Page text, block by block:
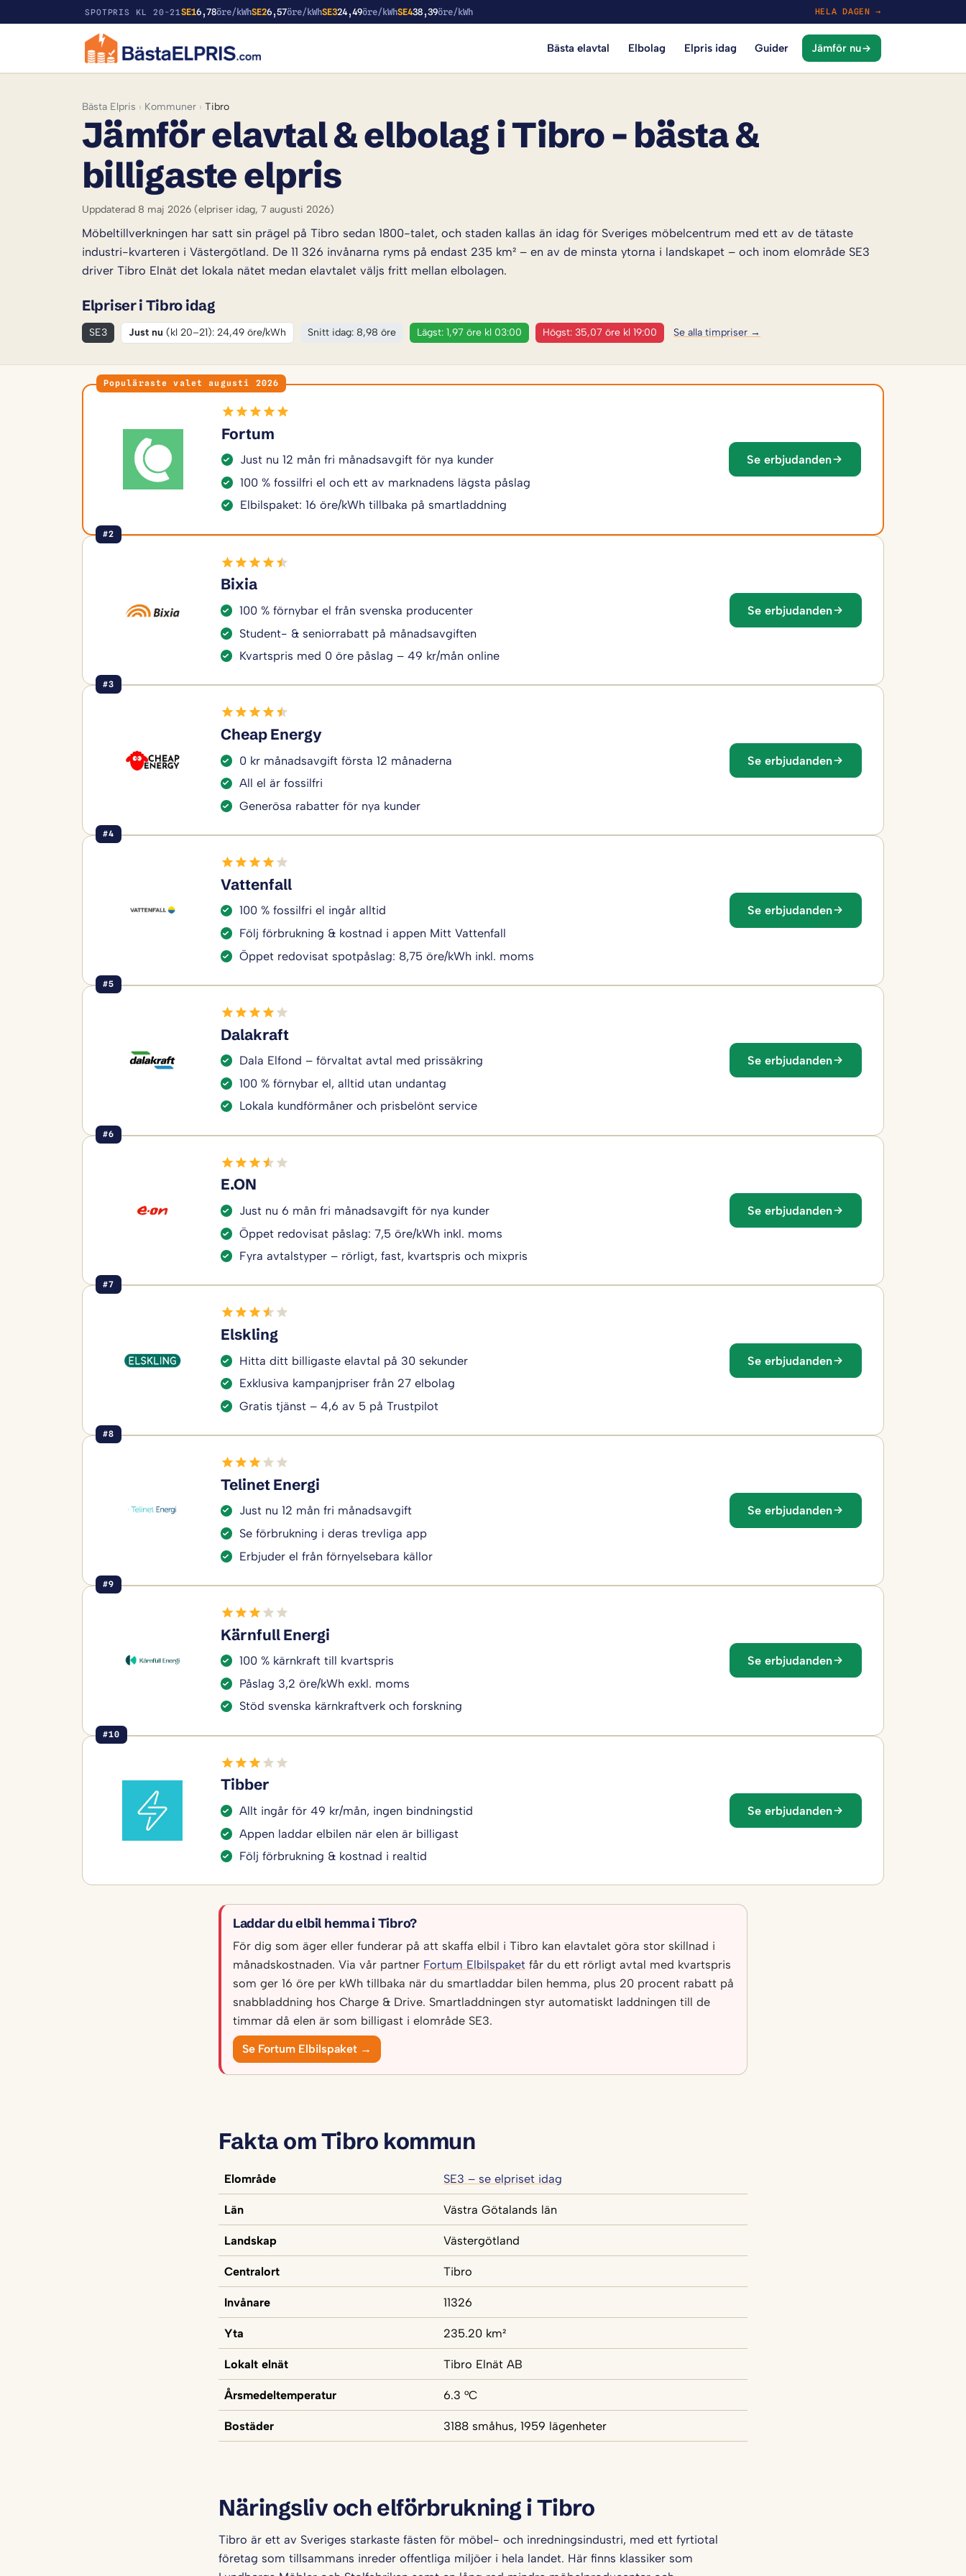
SPOTPRIS KL 20-21SE16,78öre/kWhSE26,57öre/kWhSE324,49öre/kWhSE438,39öre/kWh HELA DAGEN →
Bästa elavtal Elbolag Elpris idag Guider Jämför nu
Bästa Elpris › Kommuner › Tibro
Jämför elavtal & elbolag i Tibro – bästa &
billigaste elpris
Uppdaterad 8 maj 2026 (elpriser idag, 7 augusti 2026)
Möbeltillverkningen har satt sin prägel på Tibro sedan 1800-talet, och staden kallas än idag för Sveriges möbelcentrum med ett av de tätaste
industri-kvarteren i Västergötland. De 11 326 invånarna ryms på endast 235 km² – en av de minsta ytorna i landskapet – och inom elområde SE3
driver Tibro Elnät det lokala nätet medan elavtalet väljs fritt mellan elbolagen.
Elpriser i Tibro idag
SE3 Just nu (kl 20–21): 24,49 öre/kWh Snitt idag: 8,98 öre Lägst: 1,97 öre kl 03:00 Högst: 35,07 öre kl 19:00 Se alla timpriser →
Populäraste valet augusti 2026
Fortum
Just nu 12 mån fri månadsavgift för nya kunder
100 % fossilfri el och ett av marknadens lägsta påslag
Elbilspaket: 16 öre/kWh tillbaka på smartladdning
Se erbjudanden
#2
Bixia
100 % förnybar el från svenska producenter
Student- & seniorrabatt på månadsavgiften
Kvartspris med 0 öre påslag – 49 kr/mån online
Se erbjudanden
#3
Cheap Energy
0 kr månadsavgift första 12 månaderna
All el är fossilfri
Generösa rabatter för nya kunder
Se erbjudanden
#4
Vattenfall
100 % fossilfri el ingår alltid
Följ förbrukning & kostnad i appen Mitt Vattenfall
Öppet redovisat spotpåslag: 8,75 öre/kWh inkl. moms
Se erbjudanden
#5
Dalakraft
Dala Elfond – förvaltat avtal med prissäkring
100 % förnybar el, alltid utan undantag
Lokala kundförmåner och prisbelönt service
Se erbjudanden
#6
E.ON
Just nu 6 mån fri månadsavgift för nya kunder
Öppet redovisat påslag: 7,5 öre/kWh inkl. moms
Fyra avtalstyper – rörligt, fast, kvartspris och mixpris
Se erbjudanden
#7
Elskling
Hitta ditt billigaste elavtal på 30 sekunder
Exklusiva kampanjpriser från 27 elbolag
Gratis tjänst – 4,6 av 5 på Trustpilot
Se erbjudanden
#8
Telinet Energi
Just nu 12 mån fri månadsavgift
Se förbrukning i deras trevliga app
Erbjuder el från förnyelsebara källor
Se erbjudanden
#9
Kärnfull Energi
100 % kärnkraft till kvartspris
Påslag 3,2 öre/kWh exkl. moms
Stöd svenska kärnkraftverk och forskning
Se erbjudanden
#10
Tibber
Allt ingår för 49 kr/mån, ingen bindningstid
Appen laddar elbilen när elen är billigast
Följ förbrukning & kostnad i realtid
Se erbjudanden
Laddar du elbil hemma i Tibro?
För dig som äger eller funderar på att skaffa elbil i Tibro kan elavtalet göra stor skillnad i
månadskostnaden. Via vår partner Fortum Elbilspaket får du ett rörligt avtal med kvartspris
som ger 16 öre per kWh tillbaka när du smartladdar bilen hemma, plus 20 procent rabatt på
snabbladdning hos Charge & Drive. Smartladdningen styr automatiskt laddningen till de
timmar då elen är som billigast i elområde SE3.
Se Fortum Elbilspaket →
Fakta om Tibro kommun
Elområde SE3 – se elpriset idag
Län Västra Götalands län
Landskap Västergötland
Centralort Tibro
Invånare 11326
Yta 235.20 km²
Lokalt elnät Tibro Elnät AB
Årsmedeltemperatur 6.3 °C
Bostäder 3188 småhus, 1959 lägenheter
Näringsliv och elförbrukning i Tibro
Tibro är ett av Sveriges starkaste fästen för möbel- och inredningsindustri, med ett fyrtiotal
företag som tillsammans inreder offentliga miljöer i hela landet. Här finns klassiker som